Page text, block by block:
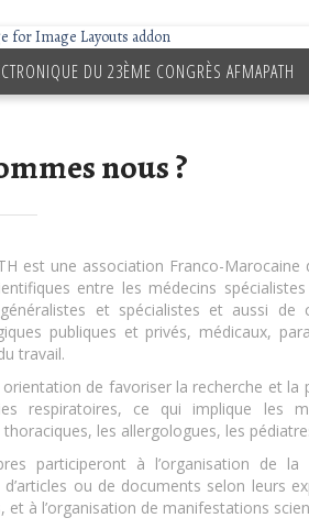
DU 23ÈME CONGRÈS AFMAPATH
nous ?
est une association Franco-
entre les médecins
et spécialistes et aussi
publiques et privés, médicaux,
travail.
orientation de favoriser la recherche et
respiratoires, ce qui implique les
thoraciques, les allergologues, les
participeront à l’organisation de
d’articles ou de documents selon leurs
et à l’organisation de manifestations